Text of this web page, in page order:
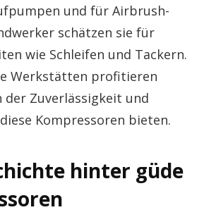
und für Airbrush-
schätzen sie für
wie Schleifen und Tackern.
Werkstätten profitieren
der Zuverlässigkeit und
Kompressoren bieten.
hinter güde